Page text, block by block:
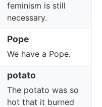
feminism is still
necessary.
Pope
We have a Pope.
potato
The potato was so
hot that it burned